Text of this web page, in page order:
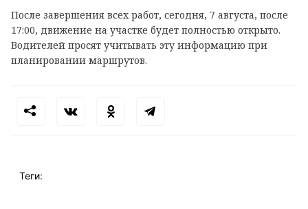
После завершения всех работ, сегодня, 7 августа, после
17:00, движение на участке будет полностью открыто.
Водителей просят учитывать эту информацию при
планировании маршрутов.
Теги: